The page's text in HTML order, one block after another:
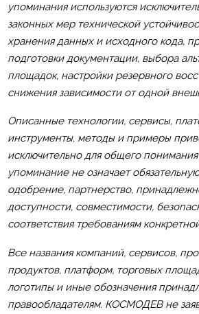
упоминания используются
законных мер технической
хранения данных и исходного кода,
подготовки документации, выбора
площадок, настройки резервного
снижения зависимости от одной
Описанные технологии, сервисы,
инструменты, методы и примеры
исключительно для общего
упоминание не означает
одобрение, партнерство,
доступности, совместимости,
соответствия требованиям
Все названия компаний, сервисов,
продуктов, платформ, торговых
логотипы и иные обозначения
правообладателям. КОСМОДЕВ не